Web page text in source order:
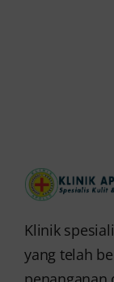
Klinik
yang telah